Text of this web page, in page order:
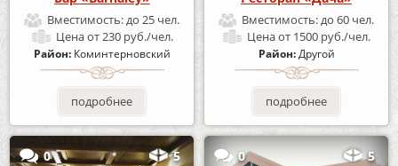
Вместимость:до 25 чел.
Ценаот 230 руб./чел.
Район: Коминтерновский
подробнее
Вместимость:до 60 чел.
Ценаот 1500 руб./чел.
Район:Другой
подробнее
0 5 0 5